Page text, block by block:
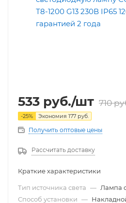
533 руб./шт 710
-25% Экономия 177 руб.
Получить оптовые цены
Рассчитать доставку
Краткие характеристики
Тип источника света — Лампа
Способ установки —